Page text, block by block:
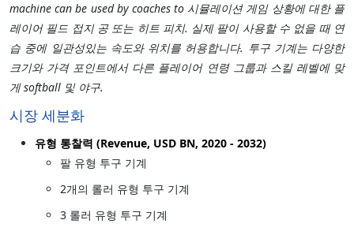
machine can be used by coaches to 시뮬레이션 게임 상황에 대한 플
레이어 필드 접지 공 또는 히트 피치. 실제 팔이 사용할 수 없을 때 연
습 중에 일관성있는 속도와 위치를 허용합니다. 투구 기계는 다양한
크기와 가격 포인트에서 다른 플레이어 연령 그룹과 스킬 레벨에 맞
게 softball 및 야구.
시장 세분화
유형 통찰력 (Revenue, USD BN, 2020 - 2032)
팔 유형 투구 기계
2개의 롤러 유형 투구 기계
3 롤러 유형 투구 기계